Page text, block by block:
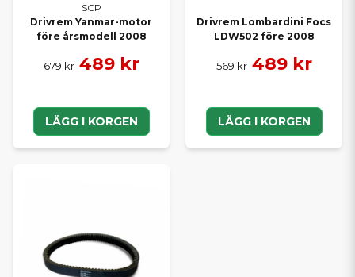
SCP
Drivrem Yanmar-motor
före årsmodell 2008
679 kr 489 kr
LÄGG I KORGEN
Drivrem Lombardini Focs
LDW502 före 2008
569 kr 489 kr
LÄGG I KORGEN